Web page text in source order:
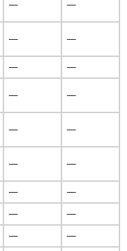
― ―
― ―
― ―
― ―
― ―
― ―
― ―
― ―
― ―